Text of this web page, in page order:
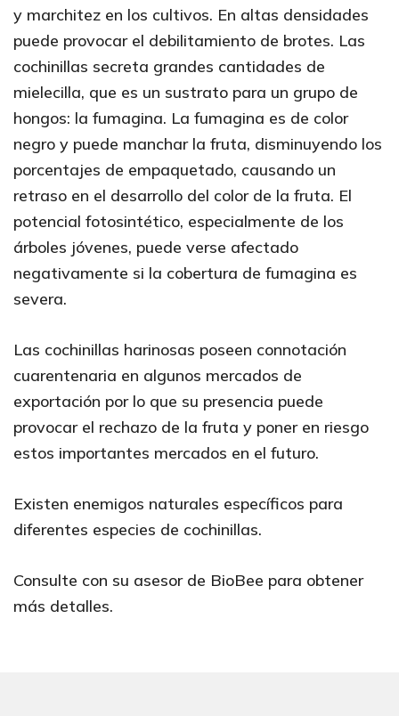
y marchitez en los cultivos. En altas densidades
puede provocar el debilitamiento de brotes. Las
cochinillas secreta grandes cantidades de
mielecilla, que es un sustrato para un grupo de
hongos: la fumagina. La fumagina es de color
negro y puede manchar la fruta, disminuyendo los
porcentajes de empaquetado, causando un
retraso en el desarrollo del color de la fruta. El
potencial fotosintético, especialmente de los
árboles jóvenes, puede verse afectado
negativamente si la cobertura de fumagina es
severa.
Las cochinillas harinosas poseen connotación
cuarentenaria en algunos mercados de
exportación por lo que su presencia puede
provocar el rechazo de la fruta y poner en riesgo
estos importantes mercados en el futuro.
Existen enemigos naturales específicos para
diferentes especies de cochinillas.
Consulte con su asesor de BioBee para obtener
más detalles.